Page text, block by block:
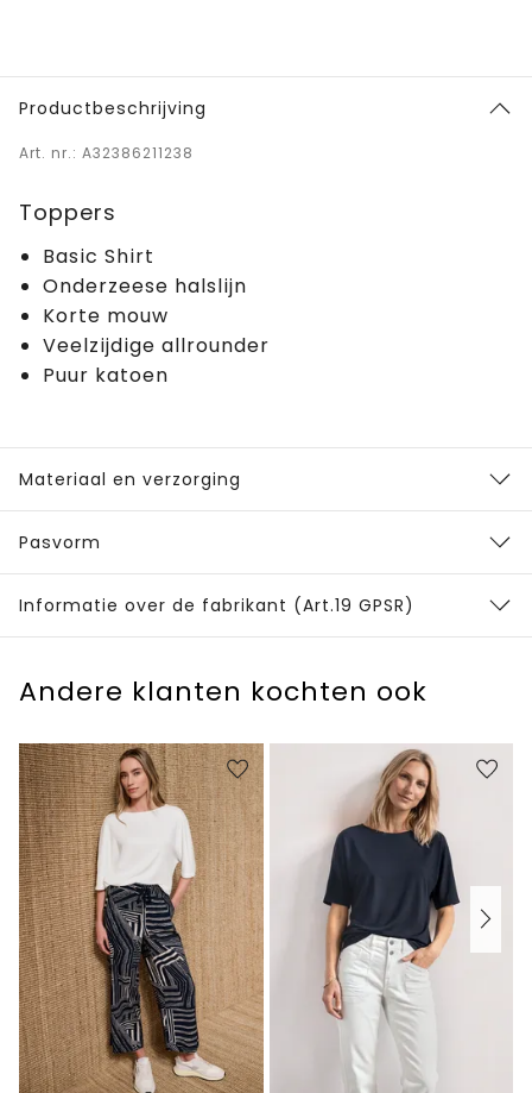
Productbeschrijving
Art. nr.: A32386211238
Toppers
Basic Shirt
Onderzeese halslijn
Korte mouw
Veelzijdige allrounder
Puur katoen
Materiaal en verzorging
Pasvorm
Informatie over de fabrikant (Art.19 GPSR)
Andere klanten kochten ook